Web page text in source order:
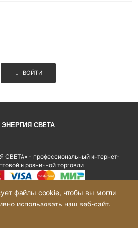
ВОЙТИ
ЭНЕРГИЯ СВЕТА
СВЕТА» - профессиональный интернет-
и розничной торговли
конфиденциальности
Карта сайта
файлы cookie, чтобы вы могли
использовать наш веб-сайт.